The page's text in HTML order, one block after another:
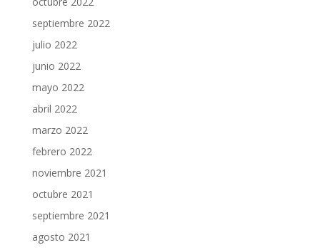
septiembre 2022
julio 2022
junio 2022
mayo 2022
abril 2022
marzo 2022
febrero 2022
noviembre 2021
octubre 2021
septiembre 2021
agosto 2021